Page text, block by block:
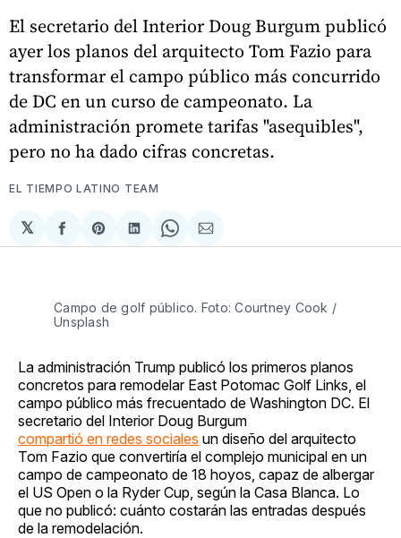
El secretario del Interior Doug Burgum publicó
ayer los planos del arquitecto Tom Fazio para
transformar el campo público más concurrido
de DC en un curso de campeonato. La
administración promete tarifas "asequibles",
pero no ha dado cifras concretas.
EL TIEMPO LATINO TEAM
𝕏
Compartir
en
Share
on
Compartir
en
Share
on
Compartir
via
Campo de golf público. Foto: Courtney Cook /
Unsplash
La administración Trump publicó los primeros planos
concretos para remodelar East Potomac Golf Links, el
campo público más frecuentado de Washington DC. El
secretario del Interior Doug Burgum
compartió en redes sociales un diseño del arquitecto
Tom Fazio que convertiría el complejo municipal en un
campo de campeonato de 18 hoyos, capaz de albergar
el US Open o la Ryder Cup, según la Casa Blanca. Lo
que no publicó: cuánto costarán las entradas después
de la remodelación.